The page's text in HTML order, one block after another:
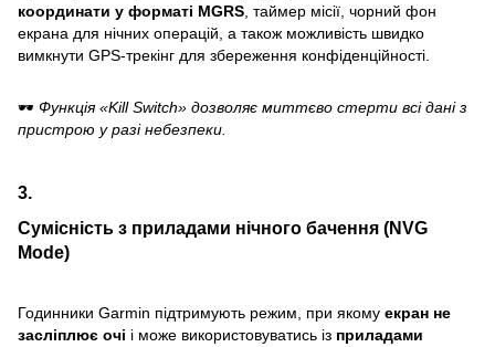
координати у форматі MGRS , таймер місії, чорний фон
екрана для нічних операцій, а також можливість швидко
вимкнути GPS-трекінг для збереження конфіденційності.
🕶 Функція «Kill Switch» дозволяє миттєво стерти всі дані з
пристрою у разі небезпеки.
3.
Сумісність з приладами нічного бачення (NVG
Mode)
Годинники Garmin підтримують режим, при якому екран не
засліплює очі і може використовуватись із приладами